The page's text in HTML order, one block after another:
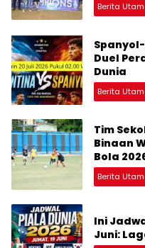
Berita
Duel
Dunia
Berita
Tim
Binaan
Bola
Berita
Ini
Juni: